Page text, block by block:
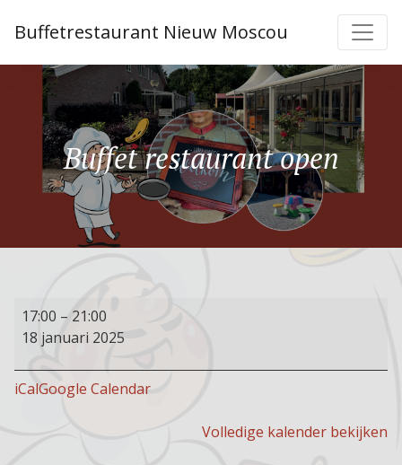
Buffetrestaurant Nieuw Moscou
Buffet restaurant open
Buffet
restaurant
open
17:00 – 21:00
18 januari 2025
iCalGoogle Calendar
Volledige kalender bekijken